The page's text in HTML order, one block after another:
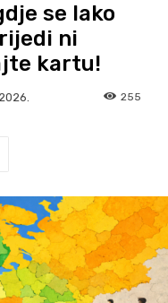
se lako
ni
kartu!
255